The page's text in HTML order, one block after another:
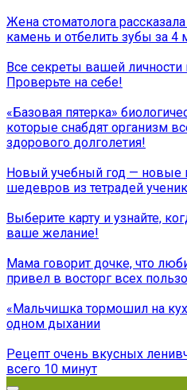
Жена стоматолога
камень и отбелить зубы за 4
Все секреты вашей
Проверьте на себе!
«Базовая пятерка»
которые снабдят организм
здорового долголетия!
Новый учебный год — новые
шедевров из тетрадей
Выберите карту и узнайте,
ваше желание!
Мама говорит дочке, что
привел в восторг всех
«Мальчишка тормошил на
одном дыхании
Рецепт очень вкусных
всего 10 минут